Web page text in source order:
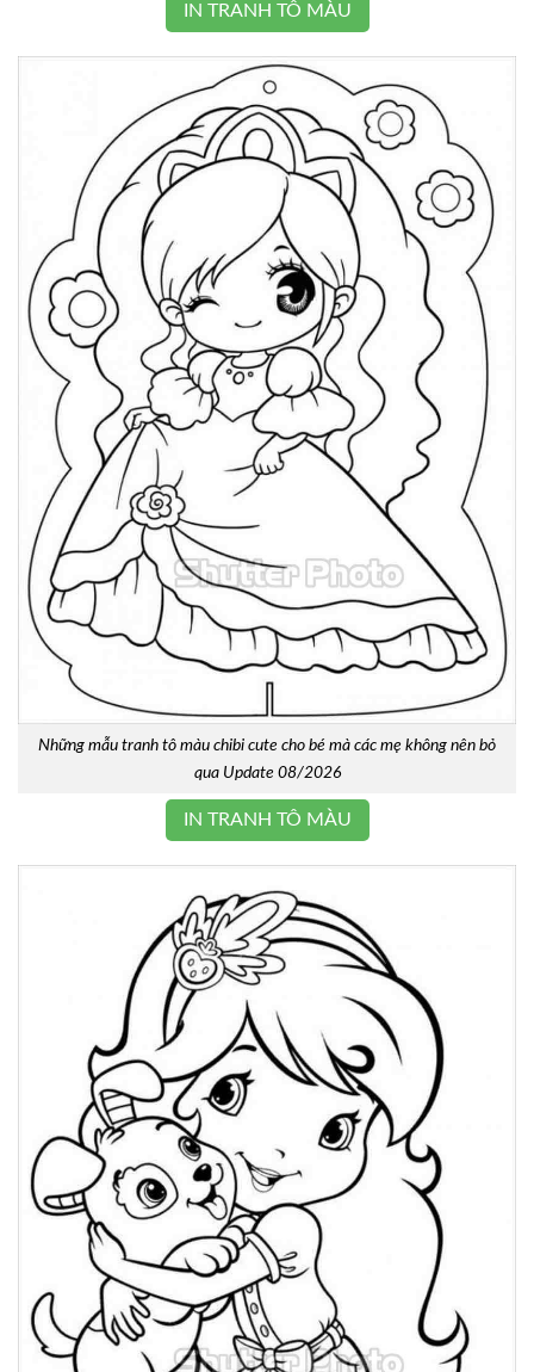
IN TRANH TÔ MÀU
Những mẫu tranh tô màu chibi cute cho bé mà các mẹ không nên bỏ
qua Update 08/2026
IN TRANH TÔ MÀU